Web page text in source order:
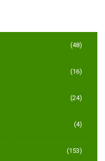
(48)
(16)
(24)
(4)
(153)